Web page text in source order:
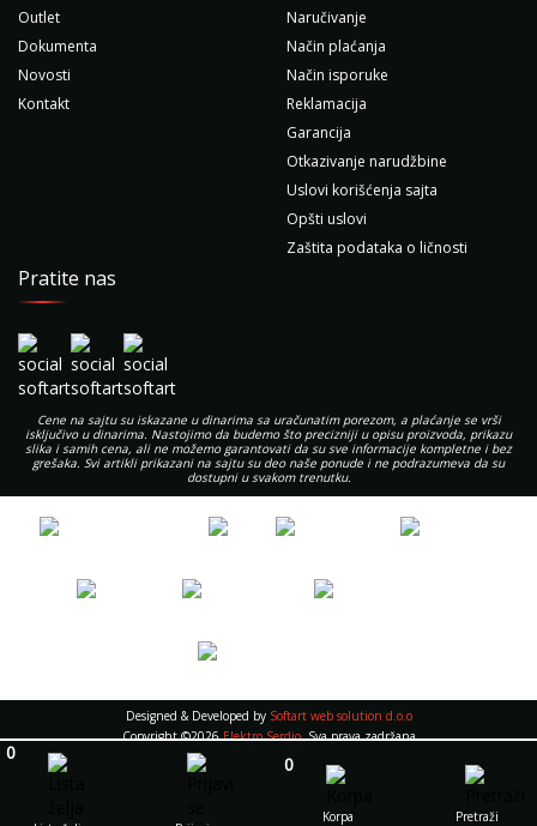
0
0
Korpa Pretraži
Outlet
Dokumenta
Novosti
Kontakt
Naručivanje
Način plaćanja
Način isporuke
Reklamacija
Garancija
Otkazivanje narudžbine
Uslovi korišćenja sajta
Opšti uslovi
Zaštita podataka o ličnosti
Pratite nas
Cene na sajtu su iskazane u dinarima sa uračunatim porezom, a plaćanje se vrši
isključivo u dinarima. Nastojimo da budemo što precizniji u opisu proizvoda, prikazu
slika i samih cena, ali ne možemo garantovati da su sve informacije kompletne i bez
grešaka. Svi artikli prikazani na sajtu su deo naše ponude i ne podrazumeva da su
dostupni u svakom trenutku.
Designed & Developed by Softart web solution d.o.o
Copyright ©2026Elektro Serdjo. Sva prava zadržana
/home/elektros/public_html/app/controller/controller_main.phpon